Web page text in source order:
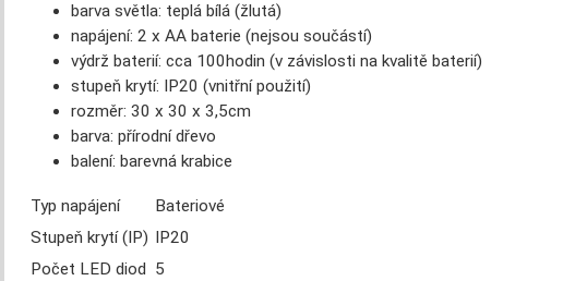
barva světla: teplá bílá (žlutá)
napájení: 2 x AA baterie (nejsou součástí)
výdrž baterií: cca 100hodin (v závislosti na kvalitě baterií)
stupeň krytí: IP20 (vnitřní použití)
rozměr: 30 x 30 x 3,5cm
barva: přírodní dřevo
balení: barevná krabice
Typ napájení
Bateriové
Stupeň krytí (IP)
IP20
Počet LED diod
5